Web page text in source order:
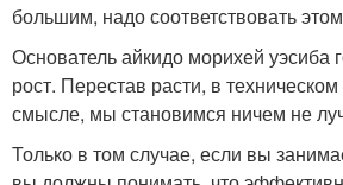
большим, надо соответствовать
Основатель айкидо морихей уэсиба
рост. Перестав расти, в
смысле, мы становимся ничем не
Только в том случае, если вы